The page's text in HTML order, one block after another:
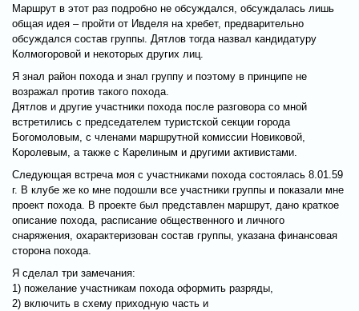
Маршрут в этот раз подробно не обсуждался, обсуждалась лишь
общая идея – пройти от Ивделя на хребет, предварительно
обсуждался состав группы. Дятлов тогда назвал кандидатуру
Колмогоровой и некоторых других лиц.
Я знал район похода и знал группу и поэтому в принципе не
возражал против такого похода.
Дятлов и другие участники похода после разговора со мной
встретились с председателем туристской секции города
Богомоловым, с членами маршрутной комиссии Новиковой,
Королевым, а также с Карелиным и другими активистами.
Следующая встреча моя с участниками похода состоялась 8.01.59
г. В клубе же ко мне подошли все участники группы и показали мне
проект похода. В проекте был представлен маршрут, дано краткое
описание похода, расписание общественного и личного
снаряжения, охарактеризован состав группы, указана финансовая
сторона похода.
Я сделал три замечания:
1) пожелание участникам похода оформить разряды,
2) включить в схему приходную часть и